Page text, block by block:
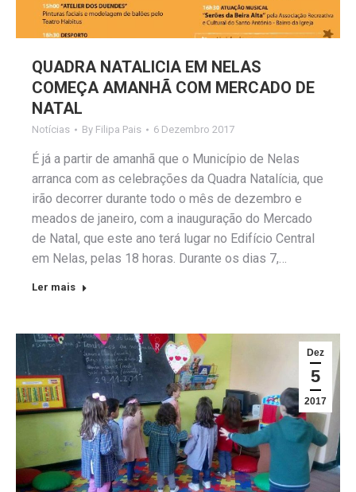
QUADRA NATALICIA EM NELAS
COMEÇA AMANHÃ COM MERCADO DE
NATAL
Notícias By Filipa Pais 6 Dezembro 2017
É já a partir de amanhã que o Município de Nelas
arranca com as celebrações da Quadra Natalícia, que
irão decorrer durante todo o mês de dezembro e
meados de janeiro, com a inauguração do Mercado
de Natal, que este ano terá lugar no Edifício Central
em Nelas, pelas 18 horas. Durante os dias 7,…
Ler mais
Dez
5
2017